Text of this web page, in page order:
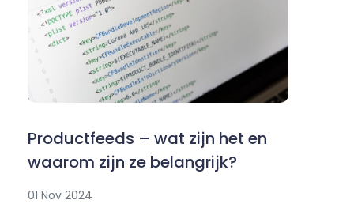
Productfeeds – wat zijn het en
waarom zijn ze belangrijk?
01 Nov 2024